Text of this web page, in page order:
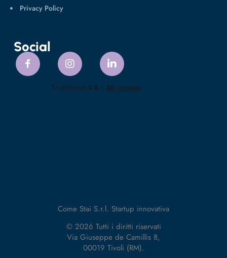
Privacy Policy
Social
Come Stai S.r.l. Startup innovativa
© 2026 Tutti i diritti riservati
Via Giuseppe de Camillis 8,
00019 Tivoli (RM).